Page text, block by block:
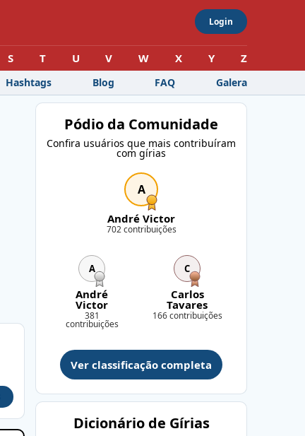
Login
S T U V W X Y Z
Hashtags Blog FAQ Galera
Pódio da Comunidade
Confira usuários que mais contribuíram
com gírias
A
André Victor
702 contribuições
A
André
Victor
381
contribuições
C
Carlos
Tavares
166 contribuições
Ver classificação completa
Dicionário de Gírias